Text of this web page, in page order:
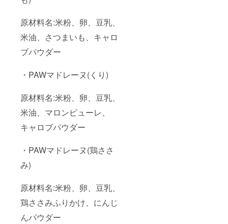
原材料名:米粉、卵、豆乳、
米油、さつまいも、キャロ
ブパウダー
・PAWマドレーヌ(くり)
原材料名:米粉、卵、豆乳、
米油、マロンピューレ、
キャロブパウダー
・PAWマドレーヌ(鶏ささ
み)
原材料名:米粉、卵、豆乳、
鶏ささみふりかけ、にんじ
んパウダー